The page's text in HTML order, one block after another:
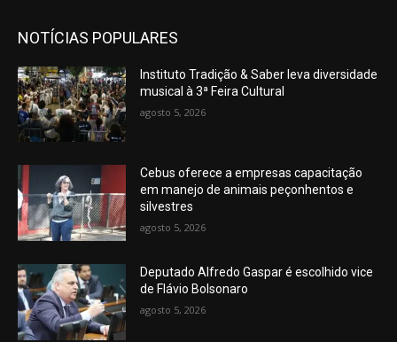
NOTÍCIAS POPULARES
Instituto Tradição & Saber leva diversidade
musical à 3ª Feira Cultural
agosto 5, 2026
Cebus oferece a empresas capacitação
em manejo de animais peçonhentos e
silvestres
agosto 5, 2026
Deputado Alfredo Gaspar é escolhido vice
de Flávio Bolsonaro
agosto 5, 2026